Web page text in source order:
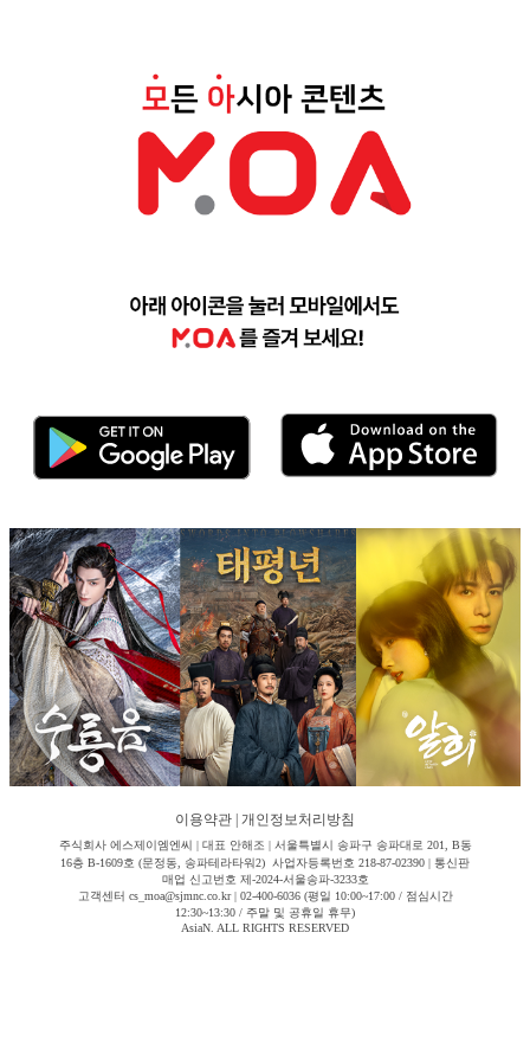
이용약관 개인정보처리방침
주식회사 에스제이엠엔씨 | 대표 안해조 | 서울특별시 송파구 송파대로 201, B동
16층 B-1609호 (문정동, 송파테라타워2) 사업자등록번호 218-87-02390 | 통신판
매업 신고번호 제-2024-서울송파-3233호
고객센터 cs_moa@sjmnc.co.kr | 02-400-6036 (평일 10:00~17:00 / 점심시간
12:30~13:30 / 주말 및 공휴일 휴무)
AsiaN. ALL RIGHTS RESERVED